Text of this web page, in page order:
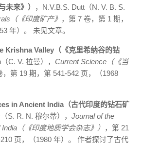
未来》）
，N.V.B.S. Dutt（N. V. B. S.
（《印度矿产》 ，第 7 卷，第 1 期，
年）。 未见文章。
Krishna Valley（《克里希纳谷的钻
C. V. 拉曼）， Current Science（《当
，第 19 期，第 541-542 页，（1968
in Ancient India（古代印度的钻石矿
S. R. N. 穆尔蒂）， Journal of the
（《印度地质学会杂志》） ，第 21
页，（1980 年）。 作者探讨了古代